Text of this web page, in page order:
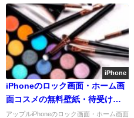
iPhone
iPhoneのロック画面・ホーム画
面コスメの無料壁紙・待受けが
取り放題
アップルiPhoneのロック画面・ホーム画面